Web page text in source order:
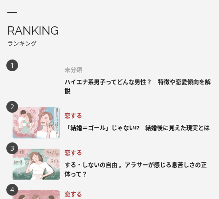
RANKING
ランキング
未分類
ハイエナ系男子ってどんな男性？ 特徴や恋愛傾向を解
説
恋する
「結婚＝ゴール」じゃない⁉ 結婚後に見えた現実とは
恋する
する・しないの自由 。アラサーが感じる息苦しさの正
体って？
恋する